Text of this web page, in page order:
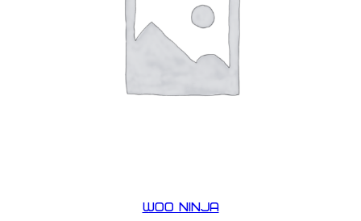
Woo Ninja